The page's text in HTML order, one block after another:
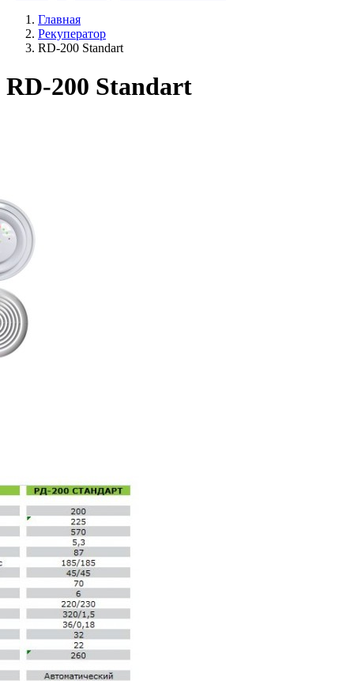
Главная
Рекуператор
RD-200 Standart
RD-200 Standart